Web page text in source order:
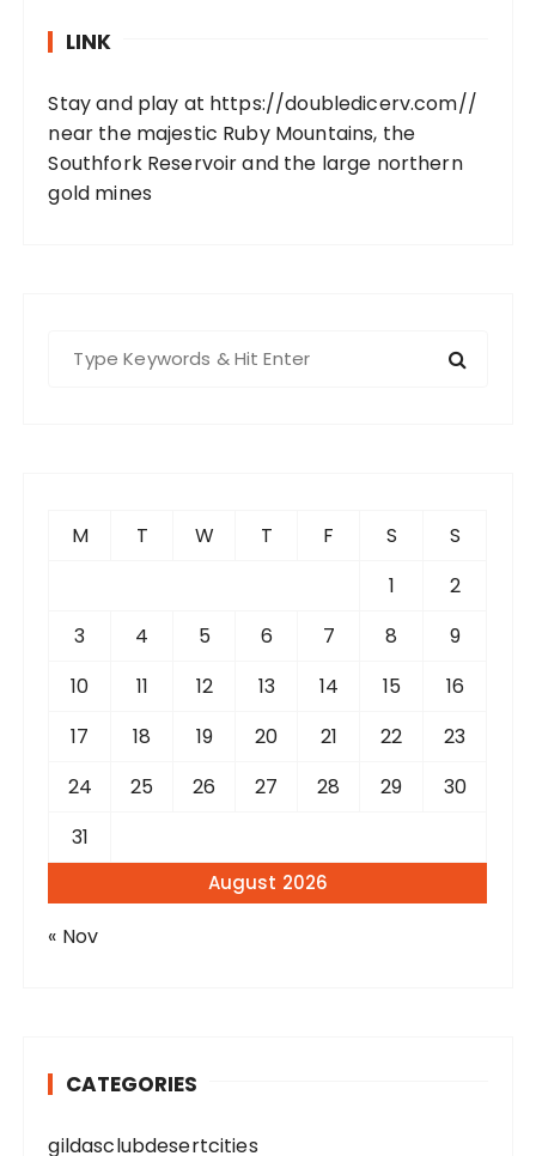
LINK
Stay and play at https://doubledicerv.com//
near the majestic Ruby Mountains, the
Southfork Reservoir and the large northern
gold mines
August 2026
M T W T F S
S
1
2
3
4 5 6 7 8
9
10
11 12 13 14 15
16
17
18 19 20 21 22
23
24
25 26 27 28 29
30
31
« Nov
CATEGORIES
gildasclubdesertcities